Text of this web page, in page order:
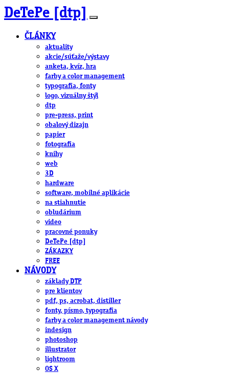
DeTePe [dtp]
ČLÁNKY
aktuality
akcie/súťaže/výstavy
anketa, kvíz, hra
farby a color management
typografia, fonty
logo, vizuálny štýl
dtp
pre-press, print
obalový dizajn
papier
fotografia
knihy
web
3D
hardware
software, mobilné aplikácie
na stiahnutie
obludárium
video
pracovné ponuky
DeTePe [dtp]
ZÁKAZKY
FREE
NÁVODY
základy DTP
pre klientov
pdf, ps, acrobat, distiller
fonty, písmo, typografia
farby a color management návody
indesign
photoshop
illustrator
lightroom
OS X